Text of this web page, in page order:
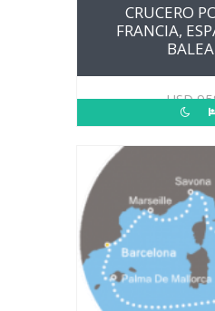
CRUCERO
FRANCIA,
USD